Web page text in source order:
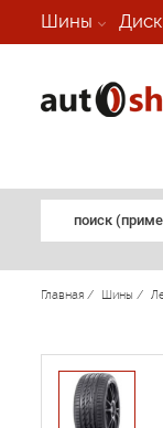
Шины
поиск
Главная / Шины /